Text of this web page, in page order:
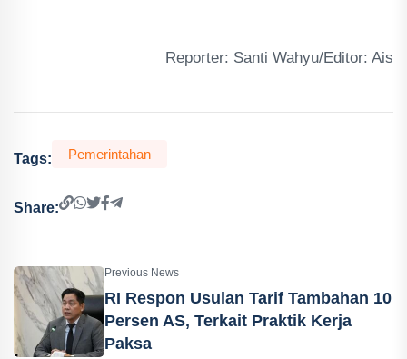
Reporter: Santi Wahyu/Editor: Ais
Tags: Pemerintahan
Share:
Previous News
RI Respon Usulan Tarif Tambahan 10
Persen AS, Terkait Praktik Kerja
Paksa